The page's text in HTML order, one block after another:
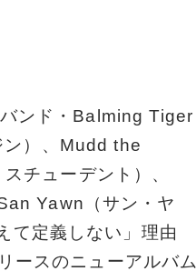
ンド・Balming Tiger
）、Mudd the
チューデント）、
Yawn（サン・ヤ
て定義しない」理由
ースのニューアルバ